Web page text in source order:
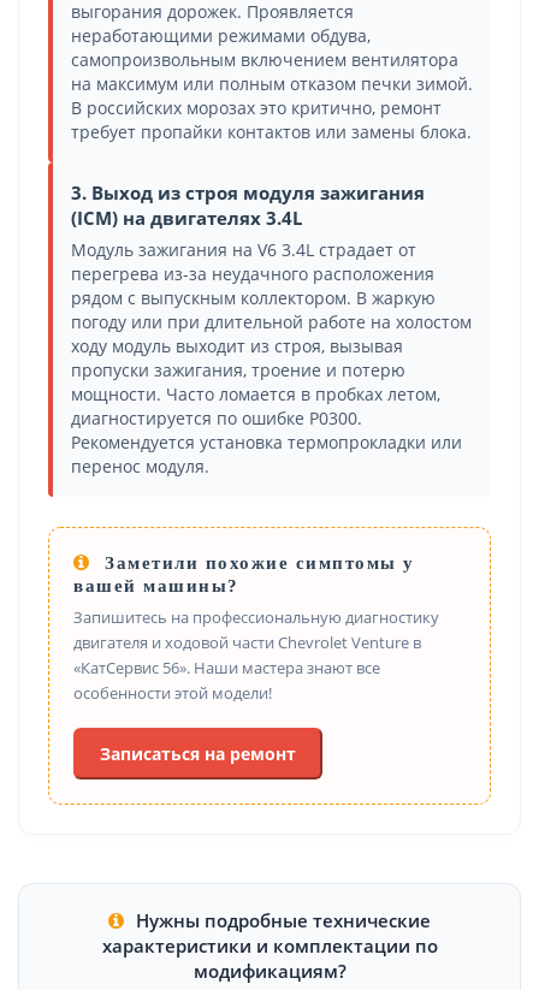
выгорания дорожек. Проявляется
неработающими режимами обдува,
самопроизвольным включением вентилятора
на максимум или полным отказом печки зимой.
В российских морозах это критично, ремонт
требует пропайки контактов или замены блока.
3. Выход из строя модуля зажигания
(ICM) на двигателях 3.4L
Модуль зажигания на V6 3.4L страдает от
перегрева из-за неудачного расположения
рядом с выпускным коллектором. В жаркую
погоду или при длительной работе на холостом
ходу модуль выходит из строя, вызывая
пропуски зажигания, троение и потерю
мощности. Часто ломается в пробках летом,
диагностируется по ошибке P0300.
Рекомендуется установка термопрокладки или
перенос модуля.
Заметили похожие симптомы у
вашей машины?
Запишитесь на профессиональную диагностику
двигателя и ходовой части Chevrolet Venture в
«КатСервис 56». Наши мастера знают все
особенности этой модели!
Записаться на ремонт
Нужны подробные технические
характеристики и комплектации по
модификациям?